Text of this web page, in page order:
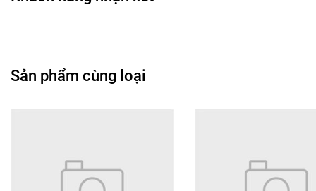
Sản phẩm cùng loại